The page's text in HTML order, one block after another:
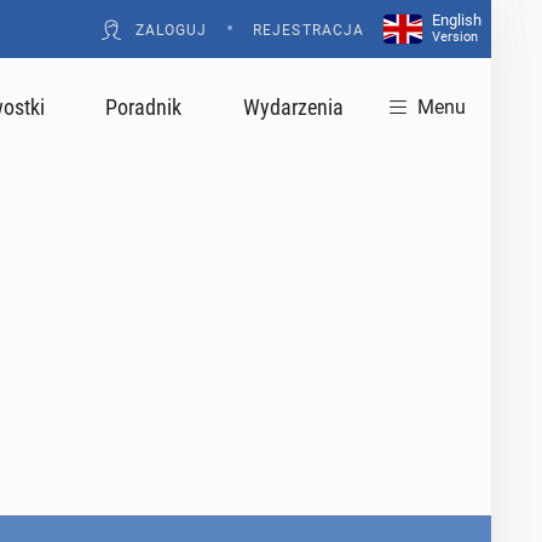
ZALOGUJ • REJESTRACJA
English
Version
Poradnik Wydarzenia Menu